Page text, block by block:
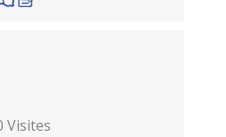
Visites